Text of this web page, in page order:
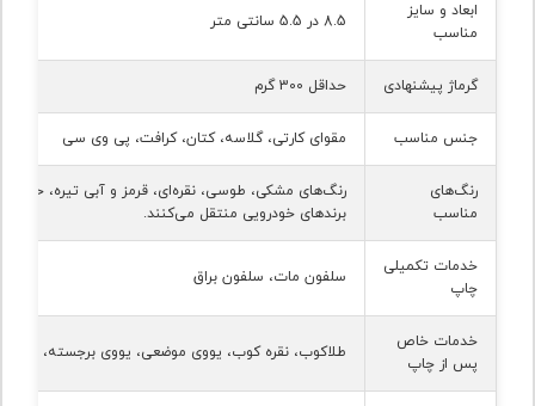
ابعاد و سایز
مناسب
8.5 در 5.5 سانتی متر
گرماژ پیشنهادی حداقل 300 گرم
جنس مناسب مقوای کارتی، گلاسه، کتان، کرافت، پی وی سی
رنگ‌های
مناسب
رنگ‌های مشکی، طوسی، نقره‌ای، قرمز و آبی تیره، حس
برندهای خودرویی منتقل می‌کنند.
خدمات تکمیلی
چاپ
سلفون مات، سلفون براق
خدمات خاص
پس از چاپ
طلاکوب، نقره کوب، یووی موضعی، یووی برجسته، هات